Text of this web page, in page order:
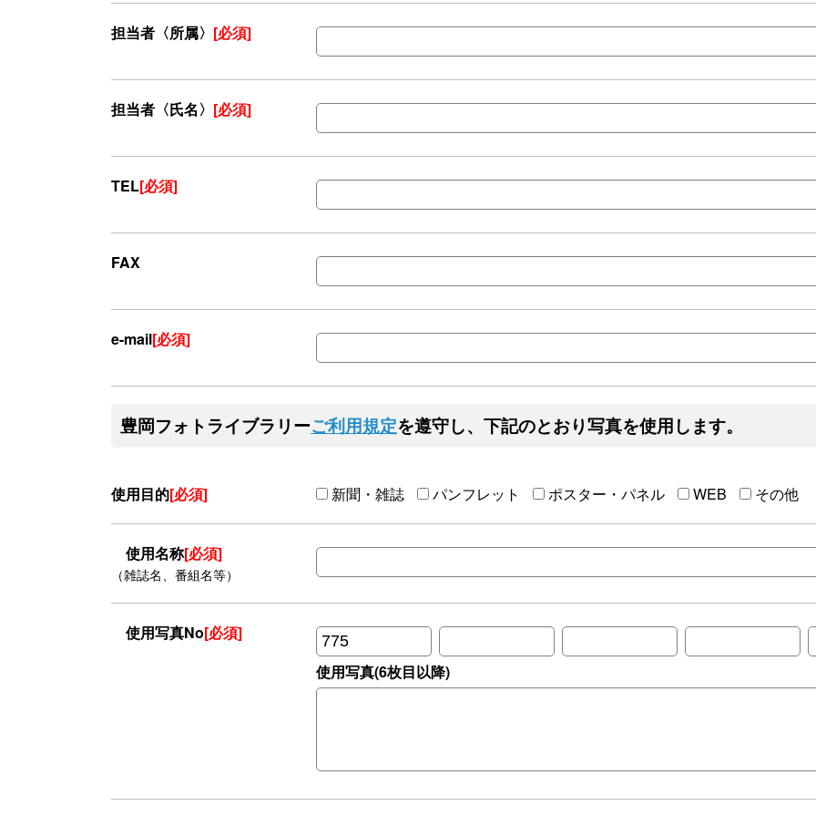
担当者〈所属〉 [必須]
担当者〈氏名〉 [必須]
TEL[必須]
FAX
e-mail[必須]
豊岡フォトライブラリーご利用規定を遵守し、下記のとおり写真を使用します。
使用目的[必須] 新聞・雑誌 パンフレット ポスター・パネル WEB その他
使用名称[必須]
（雑誌名、番組名等）
使用写真No[必須]
使用写真(6枚目以降)